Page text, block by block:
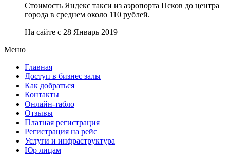
Стоимость Яндекс такси из аэропорта Псков до центра
города в среднем около 110 рублей.
На сайте с 28 Январь 2019
Меню
Главная
Доступ в бизнес залы
Как добраться
Контакты
Онлайн-табло
Отзывы
Платная регистрация
Регистрация на рейс
Услуги и инфраструктура
Юр лицам